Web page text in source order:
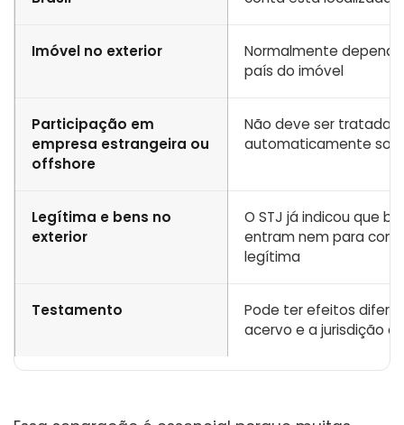
Imóvel no exterior
Normalmente
país do imóvel
Participação em
empresa estrangeira ou
offshore
Não deve ser tratada
automaticamente sob
Legítima e bens no
exterior
O STJ já indicou que
entram nem para
legítima
Testamento
Pode ter efeitos
acervo e a jurisdição